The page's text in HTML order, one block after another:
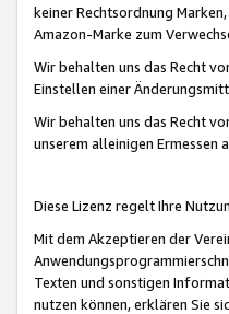
keiner Rechtsordnung
Amazon-Marke zum
Wir behalten uns das Recht
Einstellen einer
Wir behalten uns das Recht
unserem alleinigen Ermessen
Diese Lizenz regelt Ihre
Mit dem Akzeptieren der
Texten und sonstigen
nutzen können, erklären Sie